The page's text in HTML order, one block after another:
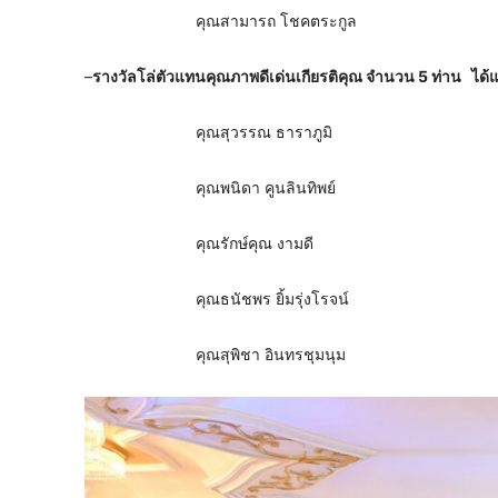
คุณสามารถ โชคตระกูล
–รางวัลโล่ตัวแทนคุณภาพดีเด่นเกียรติคุณ จำนวน 5 ท่าน ได้
คุณสุวรรณ ธาราภูมิ
คุณพนิดา คูนลินทิพย์
คุณรักษ์คุณ งามดี
คุณธนัชพร ยิ้มรุ่งโรจน์
คุณสุพิชา อินทรชุมนุม